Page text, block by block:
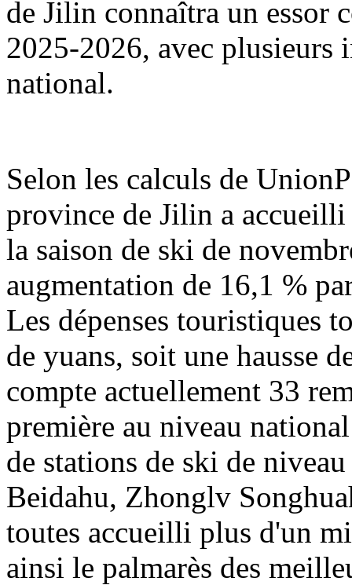
de Jilin connaîtra un essor
2025-2026, avec plusieurs
national.
Selon les calculs de
province de Jilin a
la saison de ski de
augmentation de 16,1 %
Les dépenses touristiques
de yuans, soit une hausse
compte actuellement 33
première au niveau
de stations de ski de
Beidahu, Zhonglv
toutes accueilli plus d'un
ainsi le palmarès des